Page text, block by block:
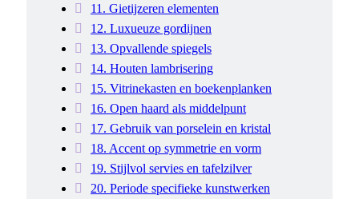
11. Gietijzeren elementen
12. Luxueuze gordijnen
13. Opvallende spiegels
14. Houten lambrisering
15. Vitrinekasten en boekenplanken
16. Open haard als middelpunt
17. Gebruik van porselein en kristal
18. Accent op symmetrie en vorm
19. Stijlvol servies en tafelzilver
20. Periode specifieke kunstwerken